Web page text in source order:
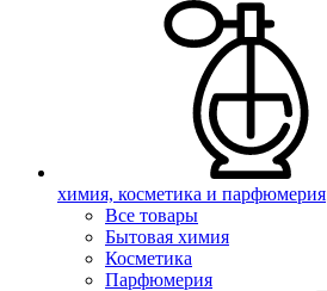
химия, косметика и парфюмерия
Все товары
Бытовая химия
Косметика
Парфюмерия